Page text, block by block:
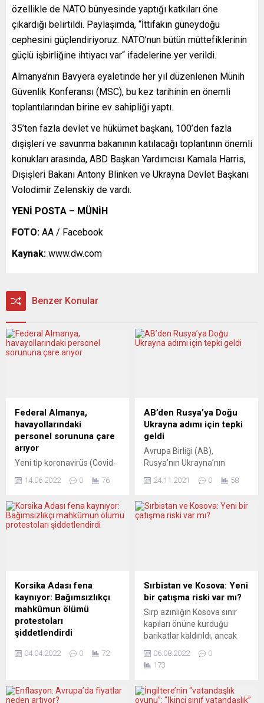
özellikle de NATO bünyesinde yaptığı katkıları öne
çıkardığı belirtildi. Paylaşımda, “İttifakın güneydoğu
cephesini güçlendiriyoruz. NATO’nun bütün müttefiklerinin
güçlü işbirliğine ihtiyacı var“ ifadelerine yer verildi.
Almanya’nın Bavyera eyaletinde her yıl düzenlenen Münih
Güvenlik Konferansı (MSC), bu kez tarihinin en önemli
toplantılarından birine ev sahipliği yaptı.
35’ten fazla devlet ve hükümet başkanı, 100’den fazla
dışişleri ve savunma bakanının katılacağı toplantının önemli
konukları arasında, ABD Başkan Yardımcısı Kamala Harris,
Dışişleri Bakanı Antony Blinken ve Ukrayna Devlet Başkanı
Volodimir Zelenskiy de vardı.
YENİ POSTA – MÜNİH
FOTO: AA / Facebook
Kaynak: www.dw.com
Benzer Konular
Federal Almanya,
havayollarındaki
personel sorununa çare
arıyor
Yeni tip koronavirüs (Covid-
azalmasıyla insanlar tekrar
Avrupa’daki havaalanları ve
havayollarında yaz tatili
olarak istihdam edilmesi
yolunda planlar var. Federal
Almanya dahil Avrupa
ülkelerindeki havalimanları
ve havayollarında personel
eksikliği nedeniyle
haftalardır yaşanan sorunlar
14.06.2022 0 76
AB’den Rusya’ya Doğu
Ukrayna adımı için tepki
geldi
Avrupa Birliği (AB),
Rusya’nın Ukrayna’nın
entegrasyon adımının esefle
Ukrayna’nın egemenliğini ve
toprak bütünlüğünü ihlal
Putin’in 15 Kasım’da
Ukrayna’nın doğusunda
ayrılıkçıların kontrolü
altındaki Donbas ve Lugansk
bölgesinde üretilen
ürünlerin, Rusya pazarında
Rus...
24.11.2021 0 58
Korsika Adası fena
kaynıyor: Bağımsızlıkçı
mahkûmun ölümü
protestoları
şiddetlendirdi
adası Korsika’da
hafta önce ölen bağımsızlık
04.04.2022 0 72
Sırbistan ve Kosova: Yeni
bir çatışma riski var mı?
Sırp azınlığın Kosova sınır
kapıları önüne kurduğu
barikatlar kaldırıldı, ancak
hükümeti, sınır geçişlerinde
Sırpların kimlik belgelerini
bir aylığına erteledi.
06.08.2022
0
173